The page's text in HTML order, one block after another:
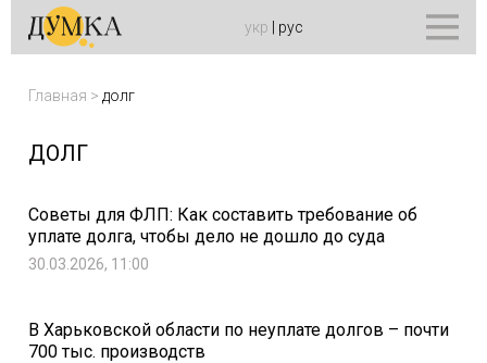
укр рус
Главная > долг
ДОЛГ
Советы для ФЛП: Как составить требование об
уплате долга, чтобы дело не дошло до суда
30.03.2026, 11:00
В Харьковской области по неуплате долгов – почти
700 тыс. производств